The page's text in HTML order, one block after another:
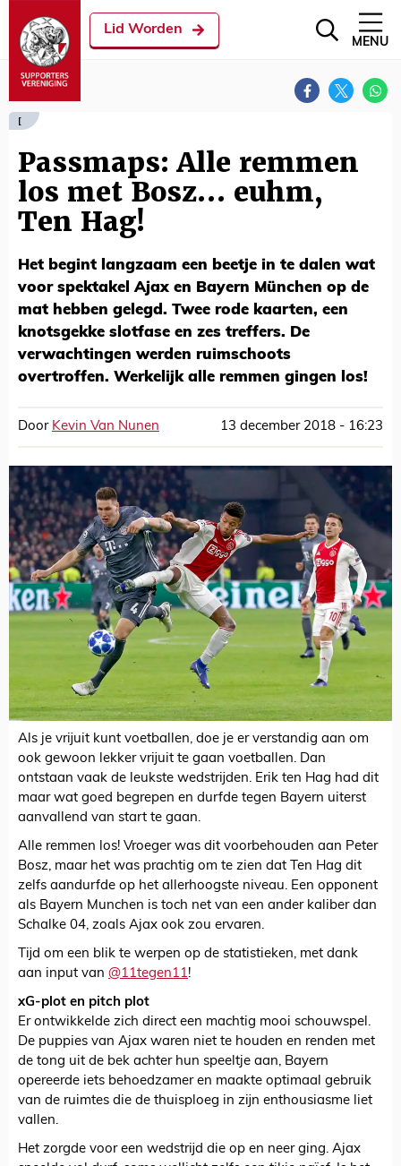
Lid Worden
MENU
[
Passmaps: Alle remmen
los met Bosz… euhm,
Ten Hag!
Het begint langzaam een beetje in te dalen wat
voor spektakel Ajax en Bayern München op de
mat hebben gelegd. Twee rode kaarten, een
knotsgekke slotfase en zes treffers. De
verwachtingen werden ruimschoots
overtroffen. Werkelijk alle remmen gingen los!
Door Kevin Van Nunen 13 december 2018 - 16:23
Als je vrijuit kunt voetballen, doe je er verstandig aan om
ook gewoon lekker vrijuit te gaan voetballen. Dan
ontstaan vaak de leukste wedstrijden. Erik ten Hag had dit
maar wat goed begrepen en durfde tegen Bayern uiterst
aanvallend van start te gaan.
Alle remmen los! Vroeger was dit voorbehouden aan Peter
Bosz, maar het was prachtig om te zien dat Ten Hag dit
zelfs aandurfde op het allerhoogste niveau. Een opponent
als Bayern Munchen is toch net van een ander kaliber dan
Schalke 04, zoals Ajax ook zou ervaren.
Tijd om een blik te werpen op de statistieken, met dank
aan input van @11tegen11!
xG-plot en pitch plot
Er ontwikkelde zich direct een machtig mooi schouwspel.
De puppies van Ajax waren niet te houden en renden met
de tong uit de bek achter hun speeltje aan, Bayern
opereerde iets behoedzamer en maakte optimaal gebruik
van de ruimtes die de thuisploeg in zijn enthousiasme liet
vallen.
Het zorgde voor een wedstrijd die op en neer ging. Ajax